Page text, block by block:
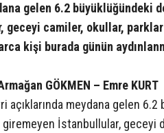
gelen 6.2 büyüklüğündeki
geceyi camiler, okullar,
kişi burada günün
GÖKMEN – Emre KURT
açıklarında meydana gelen
İstanbullular, geceyi